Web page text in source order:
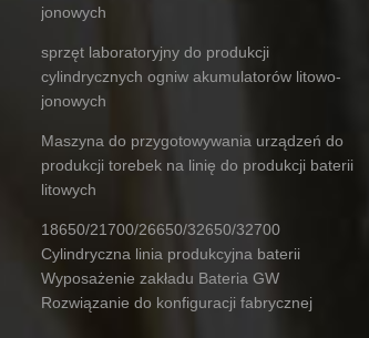
jonowych
sprzęt laboratoryjny do produkcji
cylindrycznych ogniw akumulatorów litowo-
jonowych
Maszyna do przygotowywania urządzeń do
produkcji torebek na linię do produkcji baterii
litowych
18650/21700/26650/32650/32700
Cylindryczna linia produkcyjna baterii
Wyposażenie zakładu Bateria GW
Rozwiązanie do konfiguracji fabrycznej